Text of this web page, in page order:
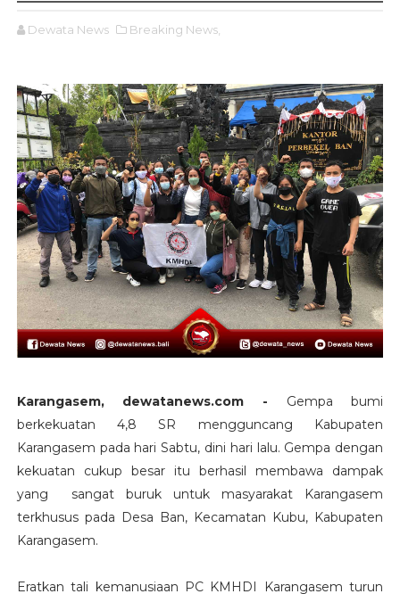
Dewata News Breaking News,
Karangasem, dewatanews.com - Gempa bumi
berkekuatan 4,8 SR mengguncang Kabupaten
Karangasem pada hari Sabtu, dini hari lalu. Gempa dengan
kekuatan cukup besar itu berhasil membawa dampak
yang sangat buruk untuk masyarakat Karangasem
terkhusus pada Desa Ban, Kecamatan Kubu, Kabupaten
Karangasem.
Eratkan tali kemanusiaan PC KMHDI Karangasem turun